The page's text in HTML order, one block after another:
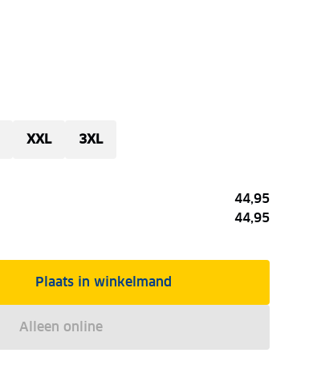
XXL 3XL
44,95
44,95
Plaats in winkelmand
Alleen online